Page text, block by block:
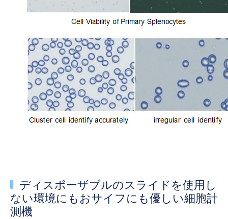
ディスポーザブルのスライドを使用し
ない環境にもおサイフにも優しい細胞計
測機